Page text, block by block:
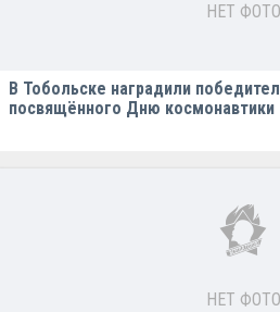
НЕТ ФОТО
В Тобольске наградили
посвящённого Дню космонавтики
НЕТ ФОТО